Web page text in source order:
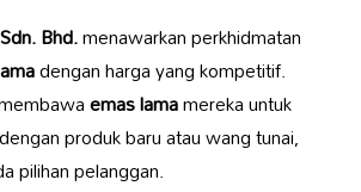
Bhd.menawarkan perkhidmatan
dengan harga yang kompetitif.
emas lamamereka untuk
produk baru atau wang tunai,
pilihan pelanggan.